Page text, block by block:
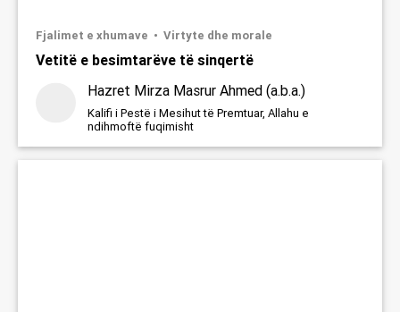
Fjalimet e xhumave Virtyte dhe morale
Vetitë e besimtarëve të sinqertë
Hazret Mirza Masrur Ahmed (a.b.a.)
Kalifi i Pestë i Mesihut të Premtuar, Allahu e
ndihmoftë fuqimisht